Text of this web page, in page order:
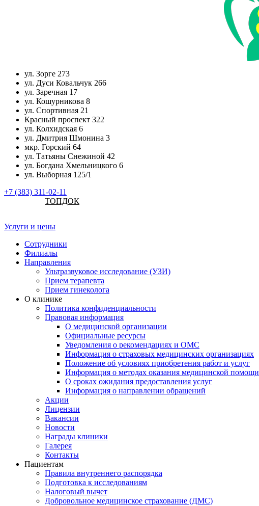
ул. Зорге 273
ул. Дуси Ковальчук 266
ул. Заречная 17
ул. Кошурникова 8
ул. Спортивная 21
Красный проспект 322
ул. Колхидская 6
ул. Дмитрия Шмонина 3
мкр. Горский 64
ул. Татьяны Снежиной 42
ул. Богдана Хмельницкого 6
ул. Выборная 125/1
+7 (383) 311-02-11
ТОПДОК
Услуги и цены
Сотрудники
Филиалы
Направления
Ультразвуковое исследование (УЗИ)
Прием терапевта
Прием гинеколога
О клинике
Политика конфиденциальности
Правовая информация
О медицинской организации
Официальные ресурсы
Уведомления о рекомендациях и ОМС
Информация о страховых медицинских организациях
Положение об условиях приобретения работ и услуг
Информация о методах оказания медицинской помощи
О сроках ожидания предоставления услуг
Информация о направлении обращений
Акции
Лицензии
Вакансии
Новости
Награды клиники
Галерея
Контакты
Пациентам
Правила внутреннего распорядка
Подготовка к исследованиям
Налоговый вычет
Добровольное медицинское страхование (ДМС)